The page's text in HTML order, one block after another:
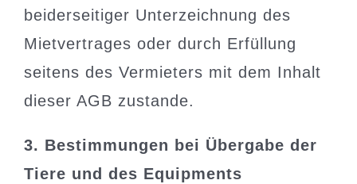
beiderseitiger Unterzeichnung des
Mietvertrages oder durch Erfüllung
seitens des Vermieters mit dem Inhalt
dieser AGB zustande.
3. Bestimmungen bei Übergabe der
Tiere und des Equipments